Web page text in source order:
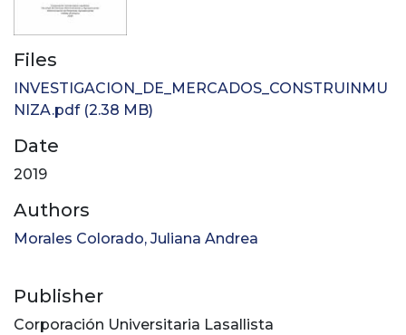
Files
INVESTIGACION_DE_MERCADOS_CONSTRUINMU
NIZA.pdf(2.38 MB)
Date
2019
Authors
Morales Colorado, Juliana Andrea
Publisher
Corporación Universitaria Lasallista